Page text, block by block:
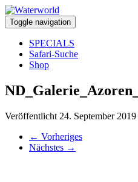
Toggle navigation
SPECIALS
Safari-Suche
Shop
Veröffentlicht 24. September 2019
← Vorheriges
Nächstes →